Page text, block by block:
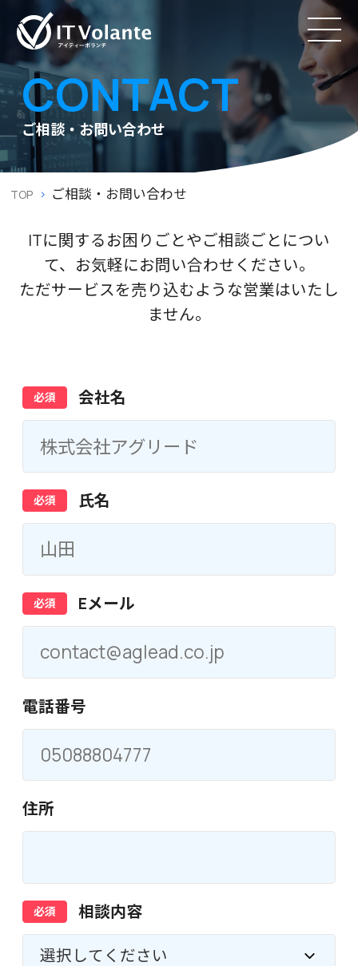
CONTACT
ご相談・お問い合わせ
TOP ご相談・お問い合わせ
ITに関するお困りごとやご相談ごとについ
て、お気軽にお問い合わせください。
ただサービスを売り込むような営業はいたし
ません。
会社名
氏名
Eメール
電話番号
住所
相談内容